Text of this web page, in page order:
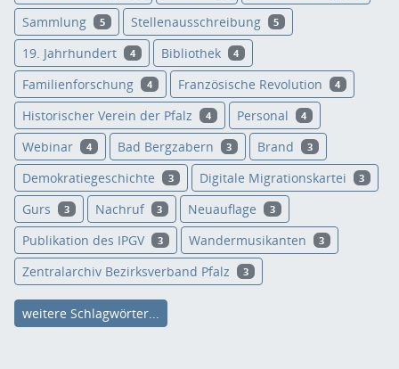
Sammlung 5 Stellenausschreibung 5
19. Jahrhundert 4 Bibliothek 4
Familienforschung 4 Französische Revolution 4
Historischer Verein der Pfalz 4 Personal 4
Webinar 4 Bad Bergzabern 3 Brand 3
Demokratiegeschichte 3 Digitale Migrationskartei 3
Gurs 3 Nachruf 3 Neuauflage 3
Publikation des IPGV 3 Wandermusikanten 3
Zentralarchiv Bezirksverband Pfalz 3
weitere Schlagwörter...